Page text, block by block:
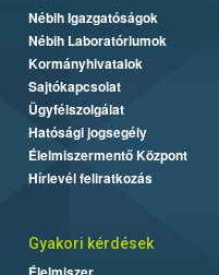
Nébih Igazgatóságok
Nébih Laboratóriumok
Kormányhivatalok
Sajtókapcsolat
Ügyfélszolgálat
Hatósági jogsegély
Élelmiszermentő Központ
Hírlevél feliratkozás
Gyakori kérdések